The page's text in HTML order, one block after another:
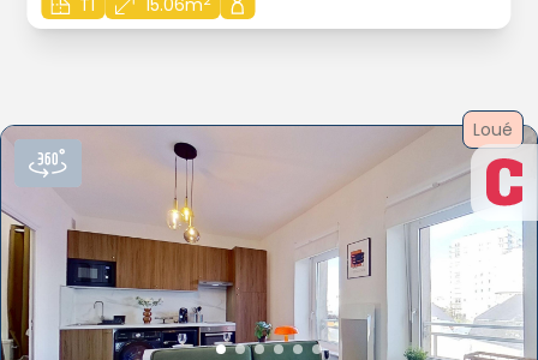
T1 15.06m
Loué